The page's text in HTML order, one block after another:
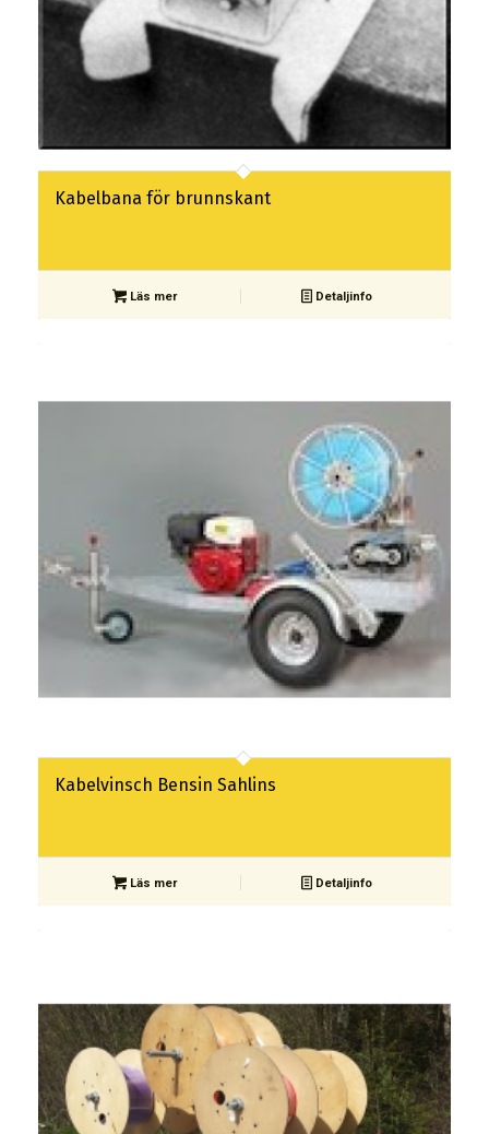
Kabelbana för brunnskant
Läs mer Detaljinfo
Kabelvinsch Bensin Sahlins
Läs mer Detaljinfo